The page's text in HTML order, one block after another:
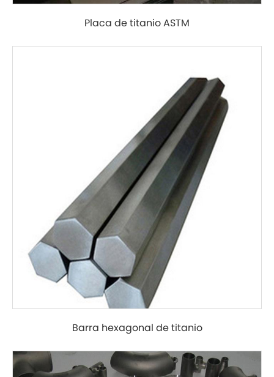
Placa de titanio ASTM
Barra hexagonal de titanio